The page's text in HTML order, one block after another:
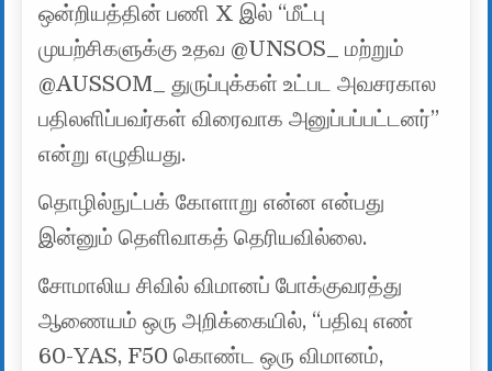
ஒன்றியத்தின் பணி X இல் “மீட்பு
முயற்சிகளுக்கு உதவ @UNSOS_ மற்றும்
@AUSSOM_ துருப்புக்கள் உட்பட அவசரகால
பதிலளிப்பவர்கள் விரைவாக அனுப்பப்பட்டனர்”
என்று எழுதியது.
தொழில்நுட்பக் கோளாறு என்ன என்பது
இன்னும் தெளிவாகத் தெரியவில்லை.
சோமாலிய சிவில் விமானப் போக்குவரத்து
ஆணையம் ஒரு அறிக்கையில், “பதிவு எண்
60-YAS, F50 கொண்ட ஒரு விமானம்,